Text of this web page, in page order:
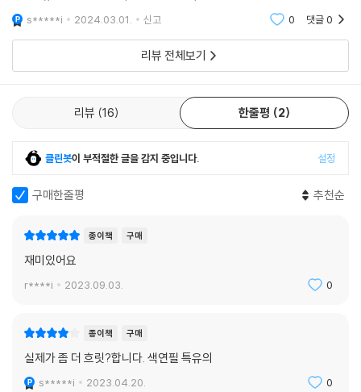
가들마다 일일이 재계약을 해야하는 문제라든지 곤란한 점들이 있다고 한
다. 그냥 그리움
s*****i 2024.03.01. 신고 0 댓글0
리뷰 전체보기
리뷰 16 한줄평 2
클린봇이 부적절한 글을 감지 중입니다. 설정
구매한줄평 추천순
종이책 구매
재미있어요
r****i 2023.09.03. 0
종이책 구매
실제가 좀 더 흐릿?합니다. 색연필 특유의
s*****i 2023.04.20. 0